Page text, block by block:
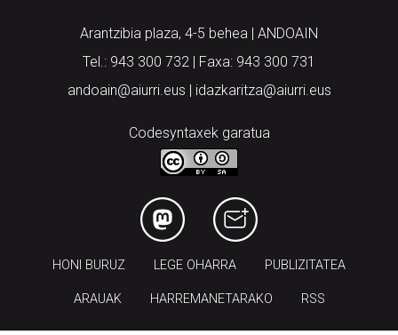
Arantzibia plaza, 4-5 behea | ANDOAIN
Tel.: 943 300 732 | Faxa: 943 300 731
andoain@aiurri.eus | idazkaritza@aiurri.eus
Codesyntaxek garatua
HONI BURUZ LEGE OHARRA PUBLIZITATEA
ARAUAK HARREMANETARAKO RSS